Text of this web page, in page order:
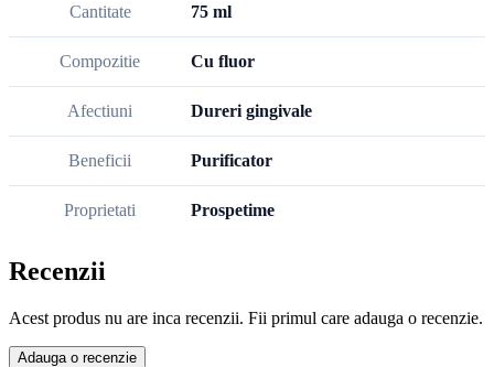
Cantitate 75 ml
Compozitie Cu fluor
Afectiuni Dureri gingivale
Beneficii Purificator
Proprietati Prospetime
Recenzii
Acest produs nu are inca recenzii. Fii primul care adauga o recenzie.
Adauga o recenzie